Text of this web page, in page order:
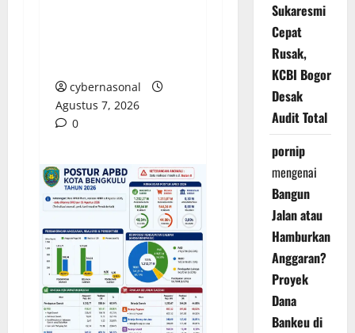
cybernasonal
Agustus 7, 2026
0
Sukaresmi
Cepat
Rusak,
KCBI Bogor
Desak
Audit Total
pornip
mengenai
Bangun
Jalan atau
Hamburkan
Anggaran?
Proyek
Dana
Bankeu di